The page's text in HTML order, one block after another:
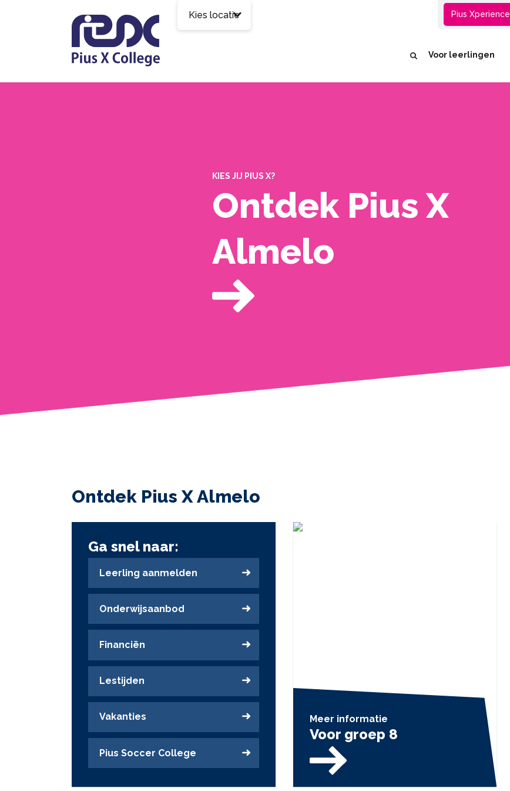
Kies locatie Pius Xperience
Voor leerlingen
KIES JIJ PIUS X?
Ontdek Pius X
Almelo
Ontdek Pius X Almelo
Ga snel naar:
Leerling aanmelden
Onderwijsaanbod
Financiën
Lestijden
Vakanties
Pius Soccer College
Meer informatie
Voor groep 8